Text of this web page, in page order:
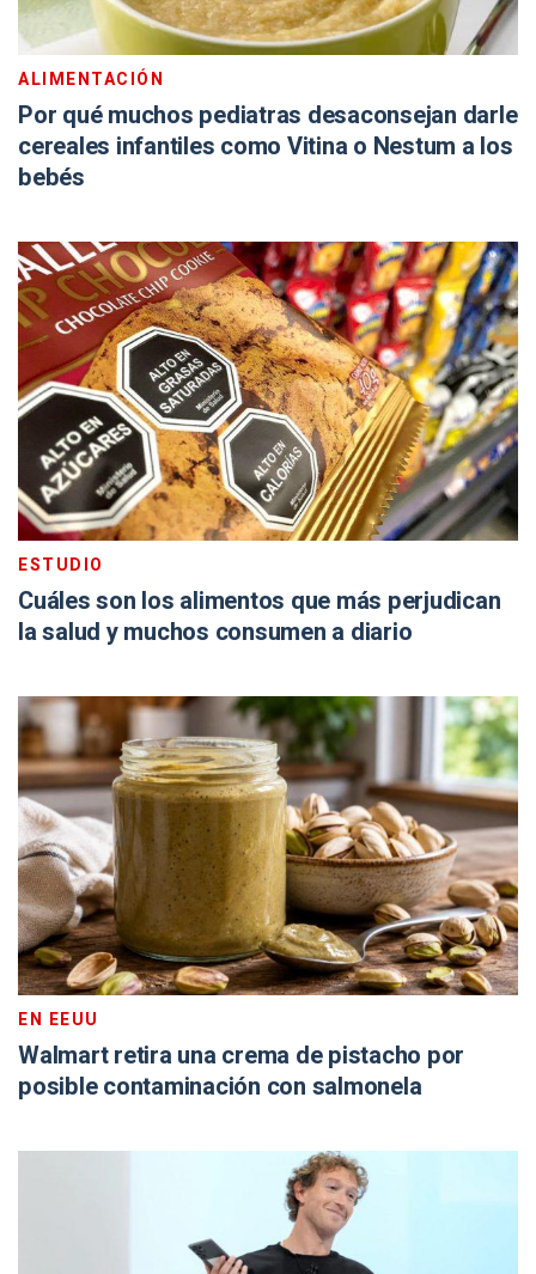
ALIMENTACIÓN
Por qué muchos pediatras desaconsejan darle
cereales infantiles como Vitina o Nestum a los
bebés
ESTUDIO
Cuáles son los alimentos que más perjudican
la salud y muchos consumen a diario
EN EEUU
Walmart retira una crema de pistacho por
posible contaminación con salmonela